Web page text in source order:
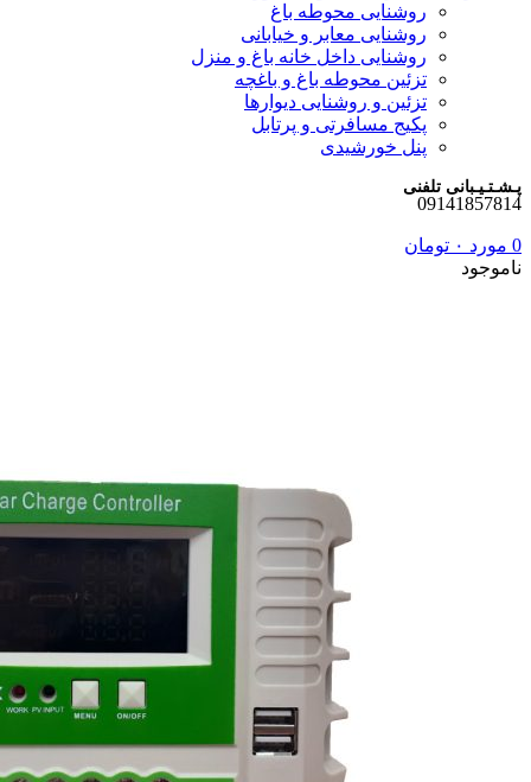
روشنایی محوطه باغ
روشنایی معابر و خیابانی
روشنایی داخل خانه باغ و منزل
تزئین محوطه باغ و باغچه
تزئین و روشنایی دیوارها
پکیج مسافرتی و پرتابل
پنل خورشیدی
پـشـتـیـبانی تلفنی
09141857814
0 مورد ۰ تومان
ناموجود